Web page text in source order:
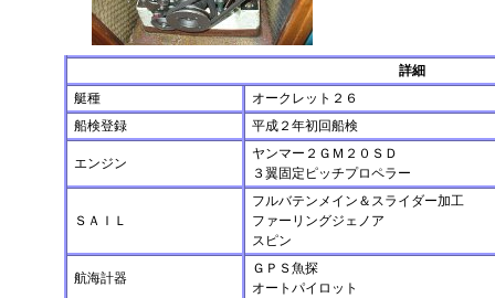
詳細
艇種
オークレット２６
船検登録
平成２年初回船検
エンジン
ヤンマー２ＧＭ２０ＳＤ
３翼固定ピッチプロペラー
ＳＡＩＬ
フルバテンメイン＆スライダー加工
ファーリングジェノア
スピン
航海計器
ＧＰＳ魚探
オートパイロット